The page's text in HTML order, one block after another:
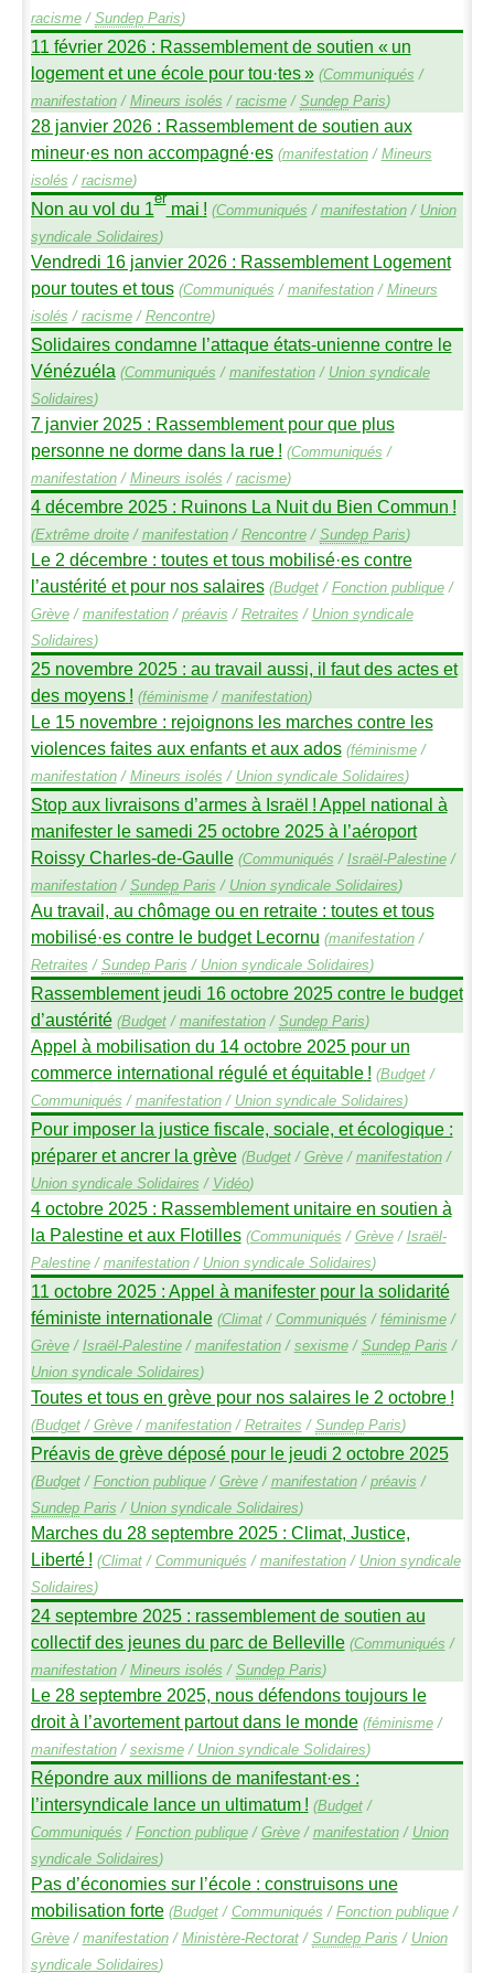
racisme/ SundepParis)
11 février 2026 : Rassemblement de soutien « un
logement et une école pour tou·tes» (Communiqués /
manifestation/ Mineurs isolés / racisme/ SundepParis)
28 janvier 2026 : Rassemblement de soutien aux
mineur·es non accompagné·es (manifestation/ Mineurs
isolés / racisme)
Non au vol du 1ermai ! (Communiqués / manifestation/ Union
syndicale Solidaires)
Vendredi 16 janvier 2026 : Rassemblement Logement
pour toutes et tous (Communiqués / manifestation/ Mineurs
isolés / racisme/ Rencontre)
Solidaires condamne l’attaque états-unienne contre le
Vénézuéla (Communiqués / manifestation/ Union syndicale
Solidaires)
7 janvier 2025 : Rassemblement pour que plus
personne ne dorme dans la rue ! (Communiqués /
manifestation/ Mineurs isolés / racisme)
4 décembre 2025 : Ruinons La Nuit du Bien Commun !
(Extrême droite/ manifestation/ Rencontre/ SundepParis)
Le 2 décembre : toutes et tous mobilisé·es contre
l’austérité et pour nos salaires (Budget/ Fonction publique/
Grève/ manifestation/ préavis / Retraites / Union syndicale
Solidaires)
25 novembre 2025 : au travail aussi, il faut des actes et
des moyens ! (féminisme/ manifestation)
Le 15 novembre : rejoignons les marches contre les
violences faites aux enfants et aux ados (féminisme/
manifestation/ Mineurs isolés / Union syndicale Solidaires)
Stop aux livraisons d’armes à Israël ! Appel national à
manifester le samedi 25 octobre 2025 à l’aéroport
Roissy Charles-de-Gaulle (Communiqués / Israël-Palestine/
manifestation/ SundepParis / Union syndicale Solidaires)
Au travail, au chômage ou en retraite : toutes et tous
mobilisé·es contre le budget Lecornu (manifestation/
Retraites / SundepParis / Union syndicale Solidaires)
Rassemblement jeudi 16 octobre 2025 contre le budget
d’austérité (Budget/ manifestation/ SundepParis)
Appel à mobilisation du 14 octobre 2025 pour un
commerce international régulé et équitable ! (Budget/
Communiqués / manifestation/ Union syndicale Solidaires)
Pour imposer la justice fiscale, sociale, et écologique :
préparer et ancrer la grève (Budget/ Grève/ manifestation/
Union syndicale Solidaires / Vidéo)
4 octobre 2025 : Rassemblement unitaire en soutien à
la Palestine et aux Flotilles (Communiqués / Grève/ Israël-
Palestine/ manifestation/ Union syndicale Solidaires)
11 octobre 2025 : Appel à manifester pour la solidarité
féministe internationale (Climat/ Communiqués / féminisme/
Grève/ Israël-Palestine/ manifestation/ sexisme/ SundepParis /
Union syndicale Solidaires)
Toutes et tous en grève pour nos salaires le 2 octobre !
(Budget/ Grève/ manifestation/ Retraites / SundepParis)
Préavis de grève déposé pour le jeudi 2 octobre 2025
(Budget/ Fonction publique/ Grève/ manifestation/ préavis /
SundepParis / Union syndicale Solidaires)
Marches du 28 septembre 2025 : Climat, Justice,
Liberté ! (Climat/ Communiqués / manifestation/ Union syndicale
Solidaires)
24 septembre 2025 : rassemblement de soutien au
collectif des jeunes du parc de Belleville (Communiqués /
manifestation/ Mineurs isolés / SundepParis)
Le 28 septembre 2025, nous défendons toujours le
droit à l’avortement partout dans le monde (féminisme/
manifestation/ sexisme/ Union syndicale Solidaires)
Répondre aux millions de manifestant·es :
l’intersyndicale lance un ultimatum ! (Budget/
Communiqués / Fonction publique/ Grève/ manifestation/ Union
syndicale Solidaires)
Pas d’économies sur l’école : construisons une
mobilisation forte (Budget/ Communiqués / Fonction publique/
Grève/ manifestation/ Ministère-Rectorat/ SundepParis / Union
syndicale Solidaires)